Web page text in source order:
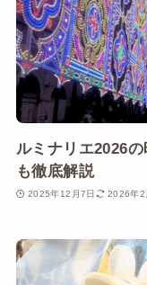
ルミナリエ2026
も徹底解説
2025年12月7日 2026年2